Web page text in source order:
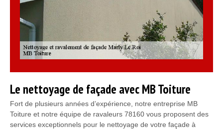
Le nettoyage de façade avec MB Toiture
Fort de plusieurs années d’expérience, notre entreprise MB
Toiture et notre équipe de ravaleurs 78160 vous proposent des
services exceptionnels pour le nettoyage de votre façade à